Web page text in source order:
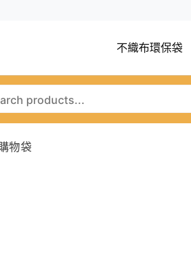
不織布環保袋
物袋